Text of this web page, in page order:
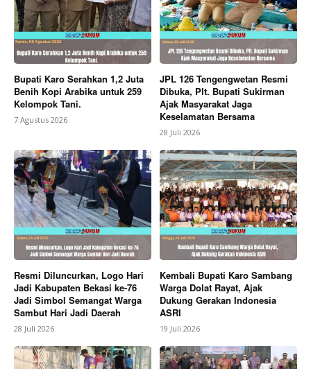
SUBSCRIBE NOW
Company
About
Contact us
Subscription Plans
My account
Bagikan Artikel
Berita Lainnya
Kasus Manipulasi Data Bantuan
Pangan Desa Sukra Resmi Di Laporkan DPD IWOI
Indramayu Dan LSM Penjara Indonesia ke Inspektorat
Bupati Karo Serahkan 1,2 Juta
Benih Kopi Arabika untuk 259
Kelompok Tani.
7 Agustus 2026
JPL 126 Tengengwetan Resmi
Dibuka, Plt. Bupati Sukirman
Ajak Masyarakat Jaga
Keselamatan Bersama
28 Juli 2026
Resmi Diluncurkan, Logo Hari
Jadi Kabupaten Bekasi ke-76
Jadi Simbol Semangat Warga
Sambut Hari Jadi Daerah
28 Juli 2026
Kembali Bupati Karo Sambang
Warga Dolat Rayat, Ajak
Dukung Gerakan Indonesia
ASRI
19 Juli 2026